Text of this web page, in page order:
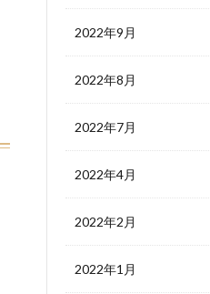
2022年9月
2022年8月
2022年7月
2022年4月
2022年2月
2022年1月